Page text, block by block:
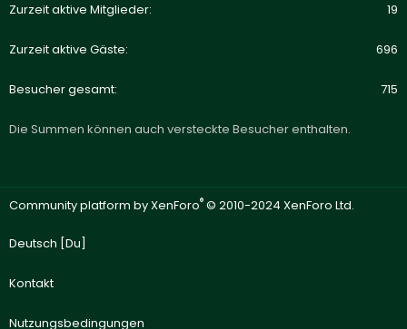
Zurzeit aktive Mitglieder 19
Zurzeit aktive Gäste 696
Besucher gesamt 715
Die Summen können auch versteckte Besucher enthalten.
Community platform by XenForo® © 2010-2024 XenForo Ltd.
Deutsch [Du]
Kontakt
Nutzungsbedingungen